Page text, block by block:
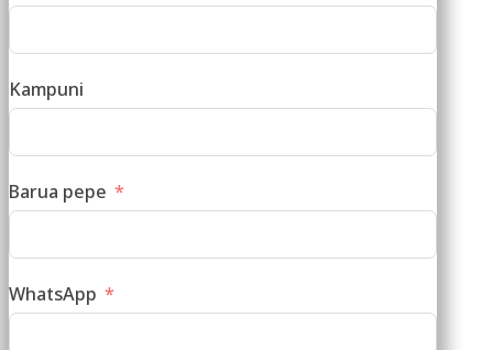
Kampuni
Barua pepe
WhatsApp